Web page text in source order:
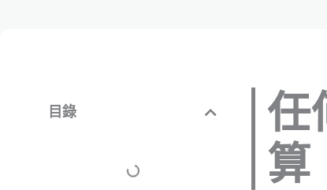
目錄
任
算